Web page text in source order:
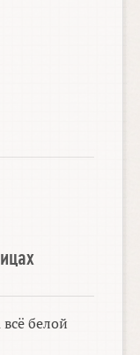
белой